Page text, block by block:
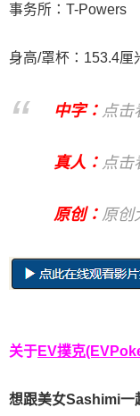
事务所：T-Powers
身高/罩杯：153.4厘
中字： 点击
真人： 点击
原创： 原创
关于EV撲克
想跟美女Sashimi一